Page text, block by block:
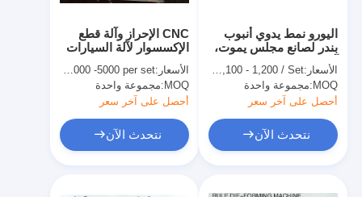
CNC الإحراز وآلة قطع
الإكسسوار لآلة السيارات
الانحناء ليموت - صناع
المجلس
الأسعار:USD 3000 -5000 per set
MOQ: مجموعة واحدة
أحصل على آخر سعر
نتحدث الآن
اليورو نمط يدوي أنبوب
بندر لصانع مجلس يموت،
آلة معدنية الانحناء
الأسعار:US $1,100 - 1,200 / Set
MOQ: مجموعة واحدة
أحصل على آخر سعر
نتحدث الآن